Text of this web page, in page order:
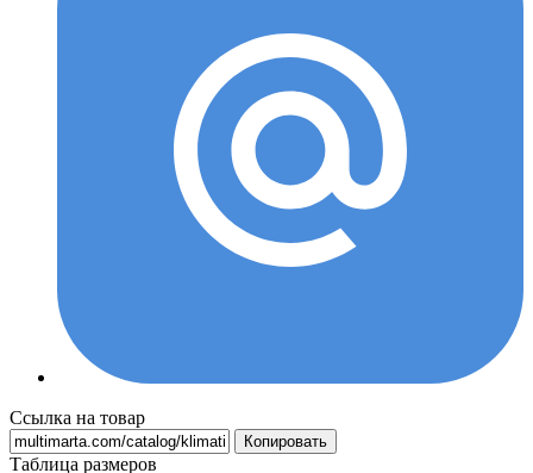
Ссылка на товар
Копировать
Таблица размеров